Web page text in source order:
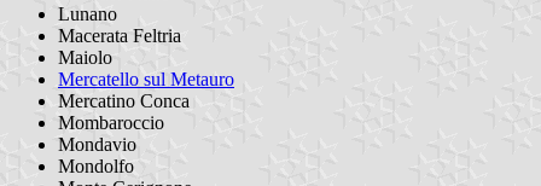
Lunano
Macerata Feltria
Maiolo
Mercatello sul Metauro
Mercatino Conca
Mombaroccio
Mondavio
Mondolfo